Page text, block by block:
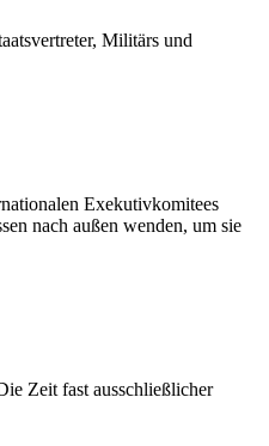
Militärs und
Exekutivkomitees
nach außen wenden, um sie
Zeit fast ausschließlicher